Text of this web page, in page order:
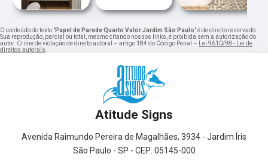
O conteúdo do texto "Papel de Parede Quarto Valor Jardim São Paulo" é de direito reservado.
Sua reprodução, parcial ou total, mesmo citando nossos links, é proibida sem a autorização do
autor. Crime de violação de direito autoral – artigo 184 do Código Penal –
Lei 9610/98 - Lei de
direitos autorais
Atitude Signs
Avenida Raimundo Pereira de Magalhães, 3934 - Jardim Íris
São Paulo - SP - CEP: 05145-000